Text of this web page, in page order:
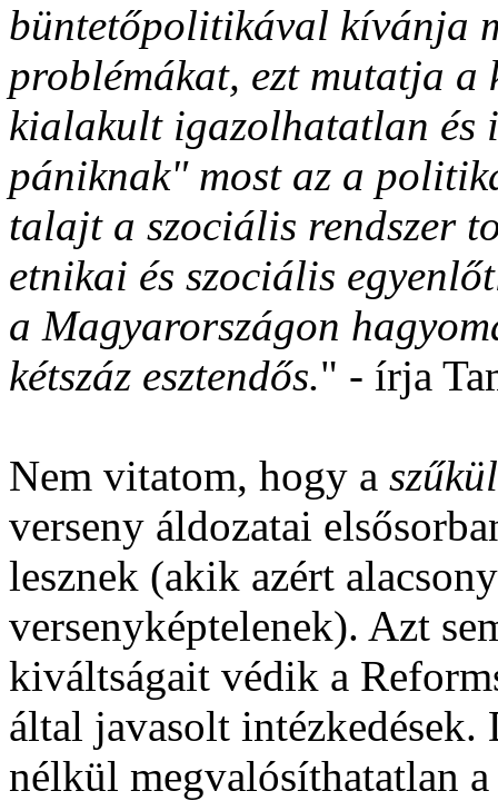
büntetőpolitikával kívánja
problémákat, ezt mutatja a
kialakult igazolhatatlan és
pániknak" most az a
talajt a szociális rendszer
etnikai és szociális
a Magyarországon
kétszáz esztendős." - írja
Nem vitatom, hogy a
verseny áldozatai
lesznek (akik azért
versenyképtelenek). Azt
kiváltságait védik a
által javasolt
nélkül megvalósíthatatlan